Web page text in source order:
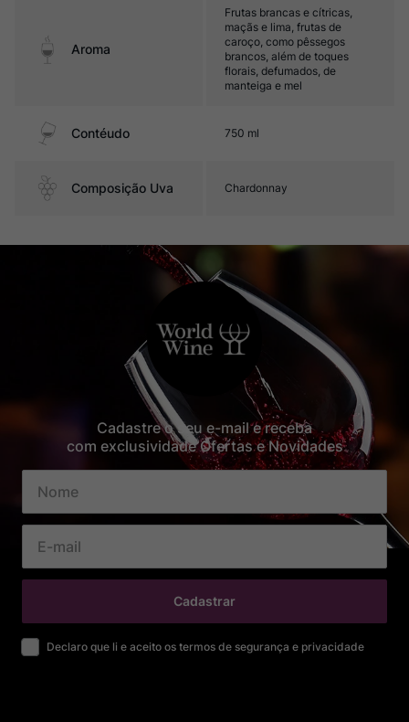
Aroma
Frutas brancas e cítricas,
maçãs e lima, frutas de
caroço, como pêssegos
brancos, além de toques
florais, defumados, de
manteiga e mel
Contéudo 750 ml
Composição Uva Chardonnay
Cadastre o seu e-mail e receba
com exclusividade Ofertas e Novidades
Cadastrar
Declaro que li e aceito os termos de segurança e privacidade